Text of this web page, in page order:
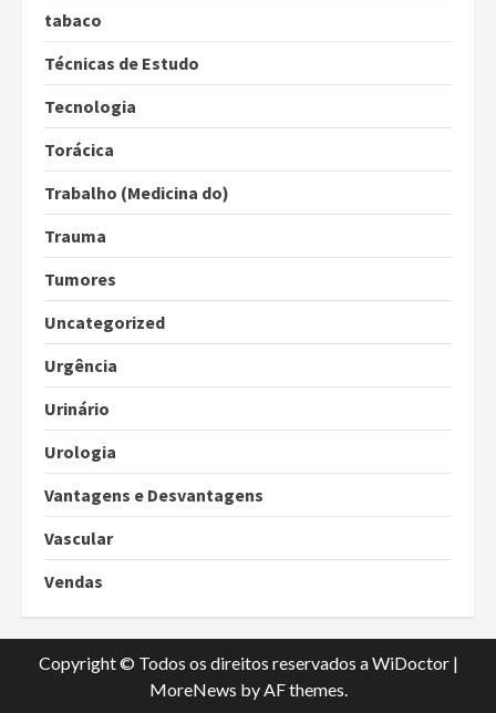
tabaco
Técnicas de Estudo
Tecnologia
Torácica
Trabalho (Medicina do)
Trauma
Tumores
Uncategorized
Urgência
Urinário
Urologia
Vantagens e Desvantagens
Vascular
Vendas
Copyright © Todos os direitos reservados a WiDoctor |
MoreNews by AF themes.